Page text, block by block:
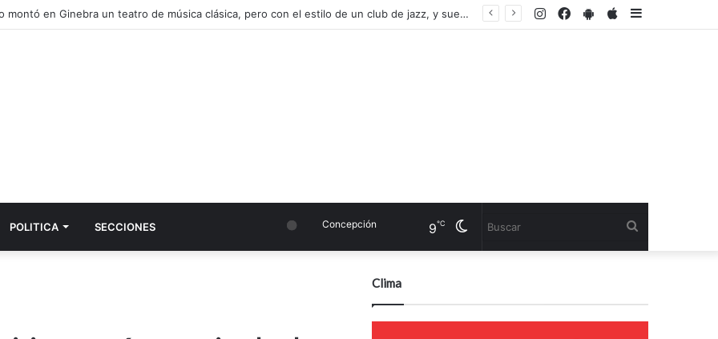
Un argentino montó en Ginebra un teatro de música clásica, pero con el estilo de un club de jazz, y sueña con llevar a Martha Argerich AppStore
PlayStore
Facebook
Instagram
POLITICA SECCIONES Cambiar
Concepción 9℃
Clima